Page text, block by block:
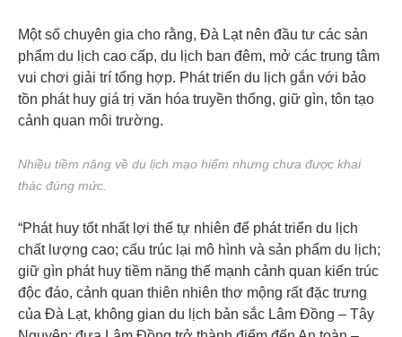
Một số chuyên gia cho rằng, Đà Lạt nên đầu tư các sản
phẩm du lịch cao cấp, du lịch ban đêm, mở các trung tâm
vui chơi giải trí tổng hợp. Phát triển du lịch gắn với bảo
tồn phát huy giá trị văn hóa truyền thống, giữ gìn, tôn tạo
cảnh quan môi trường.
Nhiều tiềm năng về du lịch mạo hiểm nhưng chưa được khai
thác đúng mức.
“Phát huy tốt nhất lợi thế tự nhiên để phát triển du lịch
chất lượng cao; cấu trúc lại mô hình và sản phẩm du lịch;
giữ gìn phát huy tiềm năng thế mạnh cảnh quan kiến trúc
độc đáo, cảnh quan thiên nhiên thơ mộng rất đặc trưng
của Đà Lạt, không gian du lịch bản sắc Lâm Đồng – Tây